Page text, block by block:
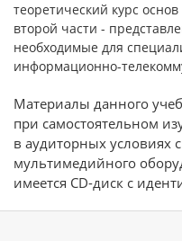
теоретический курс
второй части -
необходимые для
информационно-
Материалы данного
при самостоятельном
в аудиторных условиях
мультимедийного
имеется CD-диск с